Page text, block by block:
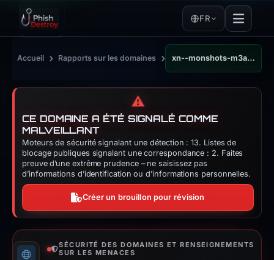
FR
Accueil › Rapports sur les domaines › xn--monshots-m3a.app
⚠️
CE DOMAINE A ÉTÉ SIGNALÉ COMME
MALVEILLANT
Moteurs de sécurité signalant une détection : 13. Listes de
blocage publiques signalant une correspondance : 2. Faites
preuve d’une extrême prudence – ne saisissez pas
d’informations d’identification ou d’informations personnelles.
Créer un brouillon pour révision
SÉCURITÉ DES DOMAINES ET RENSEIGNEMENTS
SUR LES MENACES